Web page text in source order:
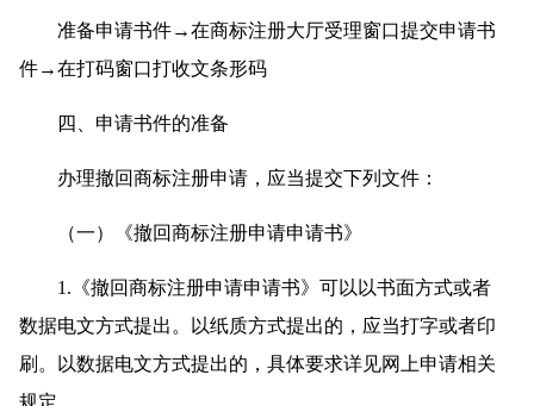
准备申请书件→在商标注册大厅受理窗口提交申请书
件→在打码窗口打收文条形码
四、申请书件的准备
办理撤回商标注册申请，应当提交下列文件：
（一）《撤回商标注册申请申请书》
1.《撤回商标注册申请申请书》可以以书面方式或者
数据电文方式提出。以纸质方式提出的，应当打字或者印
刷。以数据电文方式提出的，具体要求详见网上申请相关
规定。